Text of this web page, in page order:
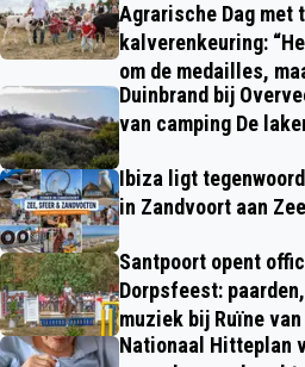
Agrarische Dag met
kalverenkeuring:
om de medailles,
kinderen”
Duinbrand bij
van camping De
Ibiza ligt
in Zandvoort aan Zee
Santpoort opent
Dorpsfeest:
muziek bij Ruïne
Nationaal Hitteplan